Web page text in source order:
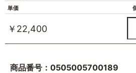
単価
￥22,400
商品番号：0505005700189